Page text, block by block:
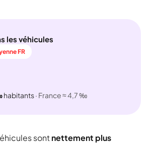
les véhicules
FR
habitants· France ≈ 4,7 ‰
sontnettement plus